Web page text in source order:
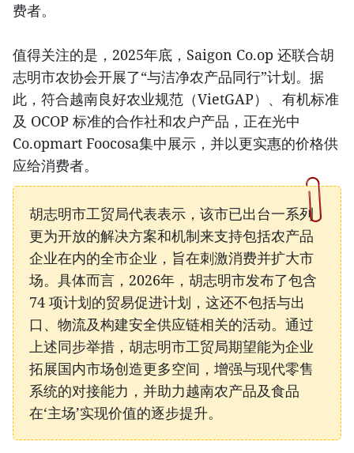
费者。
值得关注的是，2025年底，Saigon Co.op 还联合胡
志明市农协会开展了“与洁净农产品同行”计划。据
此，符合越南良好农业规范（VietGAP）、有机标准
及 OCOP 标准的合作社和农户产品，正在光中
Co.opmart Foocosa集中展示，并以更实惠的价格供
应给消费者。
胡志明市工贸局代表表示，该市已出台一系列
更为开放的解决方案和机制来支持包括农产品
企业在内的全市企业，旨在刺激消费并扩大市
场。具体而言，2026年，胡志明市发布了包含
74 项计划的贸易促进计划，这还不包括与出
口、物流及构建安全供应链相关的活动。通过
上述同步举措，胡志明市工贸局期望能为企业
拓展国内市场创造更多空间，增强与现代零售
系统的对接能力，并助力越南农产品及食品
在‘主场’实现价值的逐步提升。